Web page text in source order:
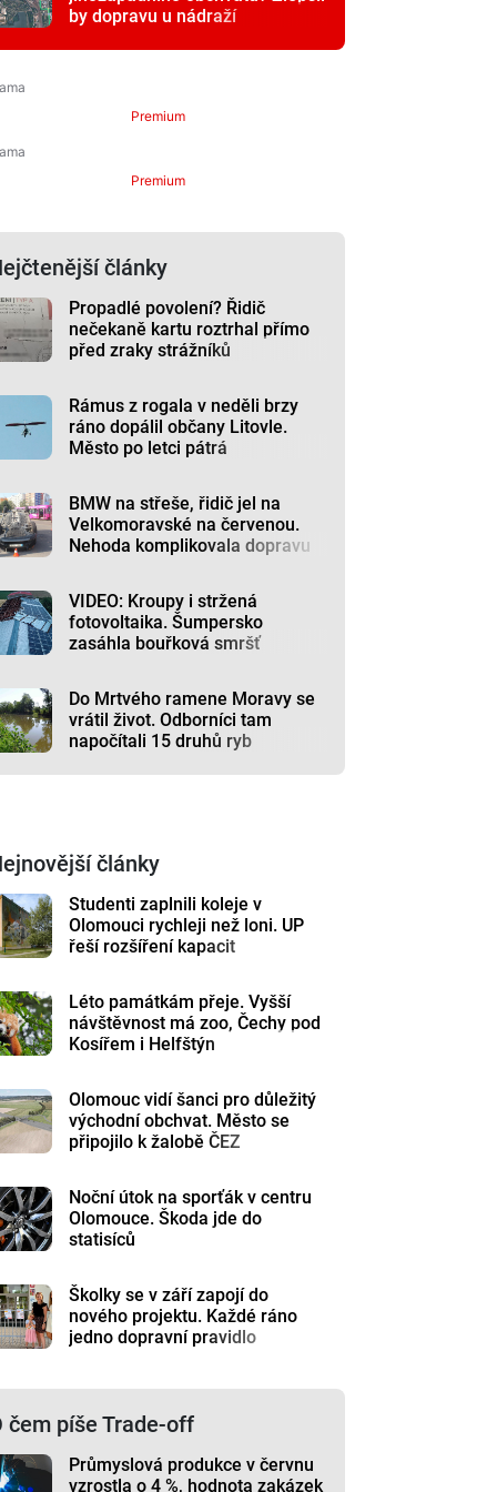
by dopravu u nádraží
Premium
Premium
články
Propadlé povolení? Řidič
nečekaně kartu roztrhal přímo
před zraky strážníků
Rámus z rogala v neděli brzy
ráno dopálil občany Litovle.
Město po letci pátrá
BMW na střeše, řidič jel na
Velkomoravské na červenou.
Nehoda komplikovala dopravu
VIDEO: Kroupy i stržená
fotovoltaika. Šumpersko
zasáhla bouřková smršť
Do Mrtvého ramene Moravy se
vrátil život. Odborníci tam
napočítali 15 druhů ryb
články
Studenti zaplnili koleje v
Olomouci rychleji než loni. UP
řeší rozšíření kapacit
Léto památkám přeje. Vyšší
návštěvnost má zoo, Čechy pod
Kosířem i Helfštýn
Olomouc vidí šanci pro důležitý
východní obchvat. Město se
připojilo k žalobě ČEZ
Noční útok na sporťák v centru
Olomouce. Škoda jde do
statisíců
Školky se v září zapojí do
nového projektu. Každé ráno
jedno dopravní pravidlo
čem píše Trade-off
Průmyslová produkce v červnu
vzrostla o 4 %, hodnota zakázek